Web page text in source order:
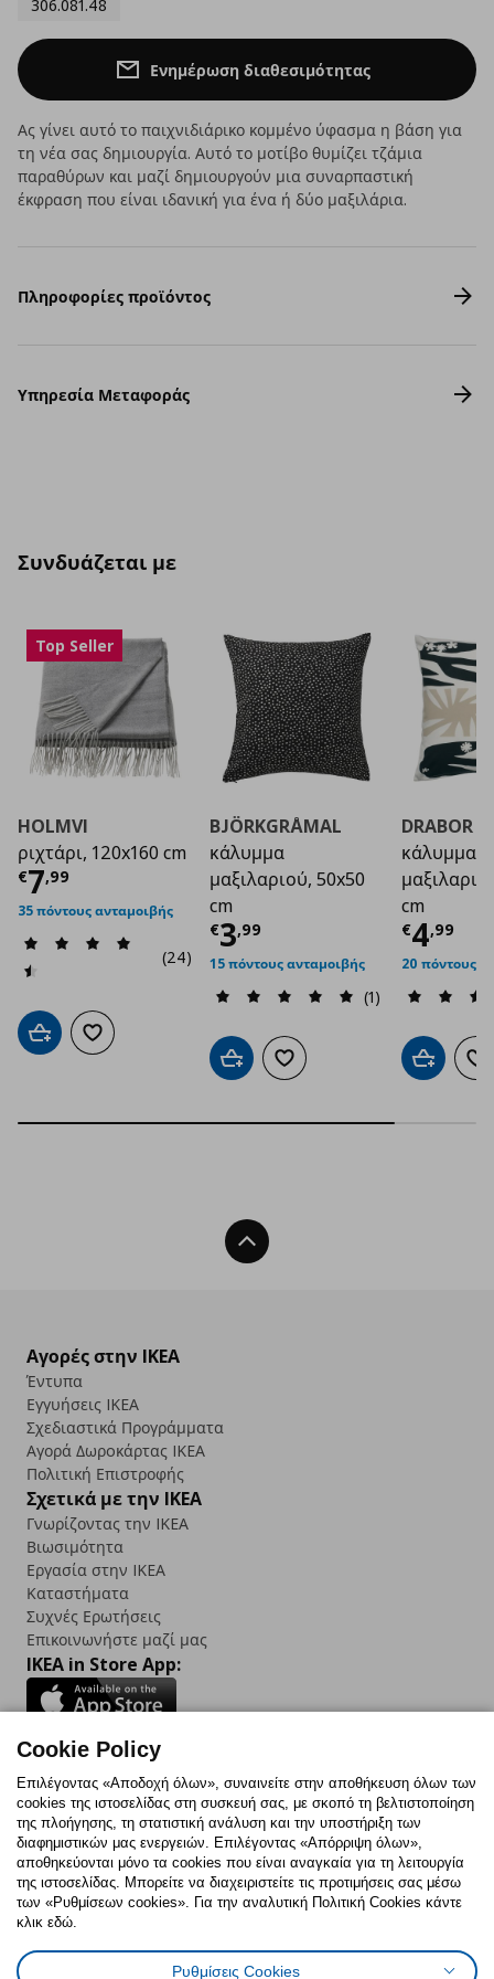
306.081.48
Ενημέρωση διαθεσιμότητας
Ας γίνει αυτό το παιχνιδιάρικο κομμένο ύφασμα η βάση για
τη νέα σας δημιουργία. Αυτό το μοτίβο θυμίζει τζάμια
παραθύρων και μαζί δημιουργούν μια συναρπαστική
έκφραση που είναι ιδανική για ένα ή δύο μαξιλάρια.
Πληροφορίες προϊόντος
Υπηρεσία Μεταφοράς
Συνδυάζεται με
Top Seller
HOLMVI
ριχτάρι, 120x160 cm
€7,99
Τρέχουσα τιμή€ 7,99
35 πόντους ανταμοιβής
(24)
Προσθήκη στο καλάθι
Προσθήκη στα αγαπημένα
BJÖRKGRÅMAL
κάλυμμα
μαξιλαριού, 50x50
cm
€3,99
Τρέχουσα τιμή€
15 πόντους ανταμοιβής
(1)
Προσθήκη στο καλάθι
Προσθήκη στα αγαπημένα
DRABOR
κάλυμμα
cm
€4,99
20 πόντους
Προσθήκη
Back To Top
Αγορές στην IKEA
Έντυπα
Εγγυήσεις IKEA
Σχεδιαστικά Προγράμματα
Αγορά Δωρoκάρτας IKEA
Πολιτική Επιστροφής
Σχετικά με την IKEA
Γνωρίζοντας την IKEA
Βιωσιμότητα
Εργασία στην IKEA
Καταστήματα
Συχνές Ερωτήσεις
Επικοινωνήστε μαζί μας
IKEA in Store App:
Follow us:
FacebookInstagram
TikTokYoutubePinterestTwitter
Πολιτική CookiesΔήλωση ψηφιακής προσβασιμότητας
Ρυθμίσεις cookiesΌροι Χρήσης
Cookie Policy
Επιλέγοντας «Αποδοχή όλων», συναινείτε στην αποθήκευση όλων των
cookies της ιστοσελίδας στη συσκευή σας, με σκοπό τη βελτιστοποίηση
της πλοήγησης, τη στατιστική ανάλυση και την υποστήριξη των
διαφημιστικών μας ενεργειών. Επιλέγοντας «Απόρριψη όλων»,
αποθηκεύονται μόνο τα cookies που είναι αναγκαία για τη λειτουργία
της ιστοσελίδας. Μπορείτε να διαχειριστείτε τις προτιμήσεις σας μέσω
των «Ρυθμίσεων cookies». Για την αναλυτική Πολιτική Cookies κάντε
κλικ εδώ.
Ρυθμίσεις Cookies